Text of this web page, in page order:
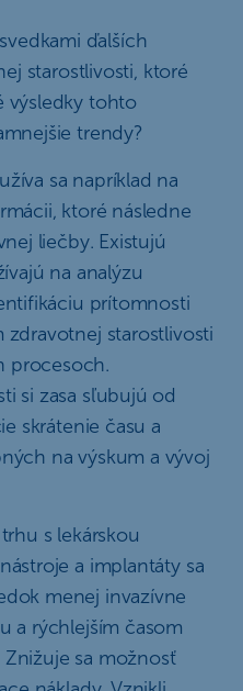
ďalších
starostlivosti, ktoré
výsledky tohto
trendy?
sa napríklad na
ktoré následne
liečby. Existujú
na analýzu
prítomnosti
zdravotnej starostlivosti
procesoch.
si zasa sľubujú od
skrátenie času a
na výskum a vývoj
s lekárskou
a implantáty sa
menej invazívne
a rýchlejším časom
sa možnosť